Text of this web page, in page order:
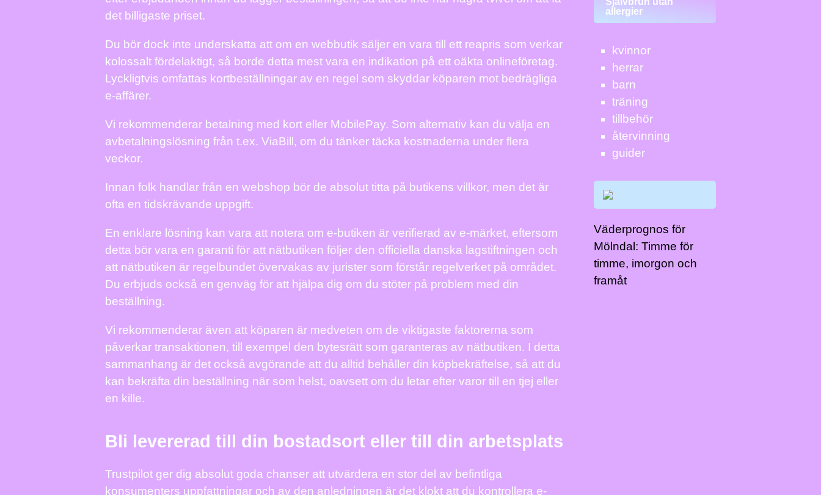
det billigaste priset.
Du bör dock inte underskatta att om en webbutik säljer en vara till ett reapris som verkar
kolossalt fördelaktigt, så borde detta mest vara en indikation på ett oäkta onlineföretag.
Lyckligtvis omfattas kortbeställningar av en regel som skyddar köparen mot bedrägliga
e-affärer.
Vi rekommenderar betalning med kort eller MobilePay. Som alternativ kan du välja en
avbetalningslösning från t.ex. ViaBill, om du tänker täcka kostnaderna under flera
veckor.
Innan folk handlar från en webshop bör de absolut titta på butikens villkor, men det är
ofta en tidskrävande uppgift.
En enklare lösning kan vara att notera om e-butiken är verifierad av e-märket, eftersom
detta bör vara en garanti för att nätbutiken följer den officiella danska lagstiftningen och
att nätbutiken är regelbundet övervakas av jurister som förstår regelverket på området.
Du erbjuds också en genväg för att hjälpa dig om du stöter på problem med din
beställning.
Vi rekommenderar även att köparen är medveten om de viktigaste faktorerna som
påverkar transaktionen, till exempel den bytesrätt som garanteras av nätbutiken. I detta
sammanhang är det också avgörande att du alltid behåller din köpbekräftelse, så att du
kan bekräfta din beställning när som helst, oavsett om du letar efter varor till en tjej eller
en kille.
Bli levererad till din bostadsort eller till din arbetsplats
Trustpilot ger dig absolut goda chanser att utvärdera en stor del av befintliga
konsumenters uppfattningar och av den anledningen är det klokt att du kontrollera e-
allergier
kvinnor
herrar
barn
träning
tillbehör
återvinning
guider
Väderprognos för
Mölndal: Timme för
timme, imorgon och
framåt